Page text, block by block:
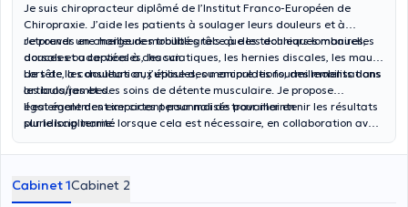
Je suis chiropracteur diplômé de l’Institut Franco-Européen de
Chiropraxie. J’aide les patients à soulager leurs douleurs et à
retrouver une meilleure mobilité grâce à des techniques manuelles
douces et adaptées à chacun.
Je prends en charge des troubles tels que les douleurs lombaires,
dorsales ou cervicales, les sciatiques, les hernies discales, les maux
de tête, les douleurs aux épaules, ou encore les fourmillements dans
les bras/jambes.
Lors de la consultation, j’utilise des manipulations, des mobilisations
articulaires et des soins de détente musculaire. Je propose
également des exercices personnalisés pour maintenir les résultats
sur le long terme.
Il est également important pour moi de travailler en
pluridisciplinarité lorsque cela est nécessaire, en collaboration avec
globale et adaptée à chaque patient.
Cabinet 1Cabinet 2